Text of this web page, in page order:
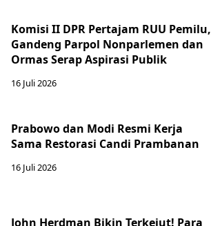
Komisi II DPR Pertajam RUU Pemilu,
Gandeng Parpol Nonparlemen dan
Ormas Serap Aspirasi Publik
16 Juli 2026
Prabowo dan Modi Resmi Kerja
Sama Restorasi Candi Prambanan
16 Juli 2026
John Herdman Bikin Terkejut! Para